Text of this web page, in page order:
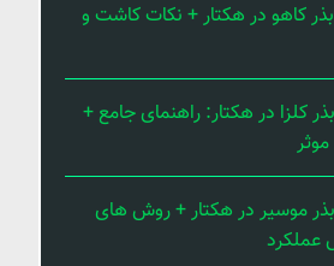
کاهو در هکتار + نکات کاشت و
کلزا در هکتار: راهنمای جامع +
موسیر در هکتار + روش های
عملکرد